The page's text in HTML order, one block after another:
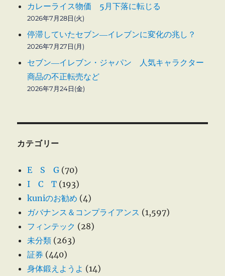
カレーライス物価 5月下落に転じる
2026年7月28日(火)
停滞していたセブン―イレブンに変化の兆し？
2026年7月27日(月)
セブン―イレブン・ジャパン 人気キャラクター
商品の不正転売など
2026年7月24日(金)
カテゴリー
E S G (70)
I C T (193)
kuniのお勧め (4)
ガバナンス＆コンプライアンス (1,597)
フィンテック (28)
未分類 (263)
証券 (440)
身体鍛えようよ (14)